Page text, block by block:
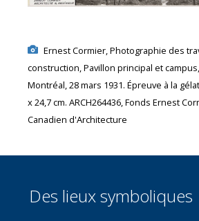
Ernest Cormier, Photographie des
construction, Pavillon principal et
Montréal, 28 mars 1931. Épreuve à la
x 24,7 cm. ARCH264436, Fonds Ernest
Canadien d'Architecture
Des lieux symboliques